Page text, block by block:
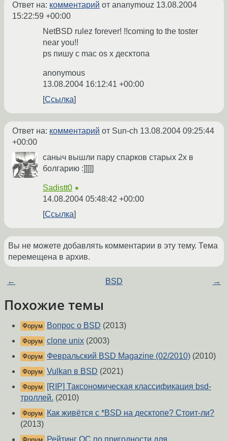
Ответ на: комментарий от ananymouz 13.08.2004
15:22:59 +00:00
NetBSD rulez forever! !!coming to the toster
near you!!
ps пишу с mac os x десктопа
anonymous
13.08.2004 16:12:41 +00:00
Ссылка
Ответ на: комментарий от Sun-ch 13.08.2004 09:25:44
+00:00
саныч вышли пару спарков старых 2x в
болгарию :]]]]]
Sadistt0 ★
14.08.2004 05:48:42 +00:00
Ссылка
Вы не можете добавлять комментарии в эту тему. Тема
перемещена в архив.
← BSD →
Похожие темы
Форум Вопрос о BSD (2013)
Форум clone unix (2003)
Форум Февральский BSD Magazine (02/2010) (2010)
Форум Vulkan в BSD (2021)
Форум
[RIP] Таксономическая классификация bsd-
троллей. (2010)
Форум
Как живётся с *BSD на десктопе? Стоит-ли?
(2013)
Рейтинг ОС по пригодности для